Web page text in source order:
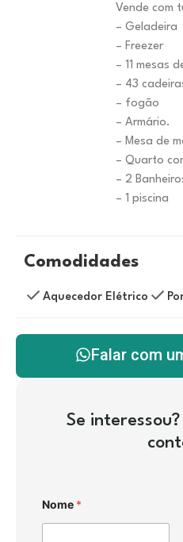
Vende com
– Geladeira
– Freezer
– 11 mesas
– 43
– fogão
– Armário.
– Mesa de
– Quarto
– 2
– 1 piscina
Comodidades
Aquecedor Elétrico
Falar com
Se
Nome *